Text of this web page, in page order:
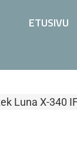
ETUSIVU
Luna X-340